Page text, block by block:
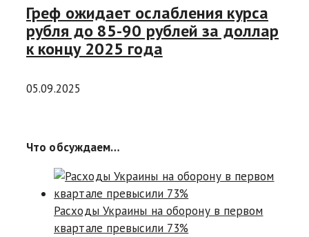
Греф ожидает ослабления курса
рубля до 85-90 рублей за доллар
к концу 2025 года
05.09.2025
Что обсуждаем…
Расходы Украины на оборону в первом
квартале превысили 73%